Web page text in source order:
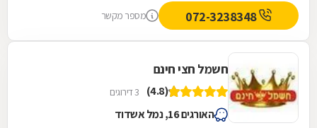
הבאתי לו פרטי אשראי .... בקיצור שירות מעולה
ואמינות גבוהה
072-3238348 מספר מקשר
חשמל חצי חינם
(4.8) 3 דירוגים
האורגים 16, נמל אשדוד